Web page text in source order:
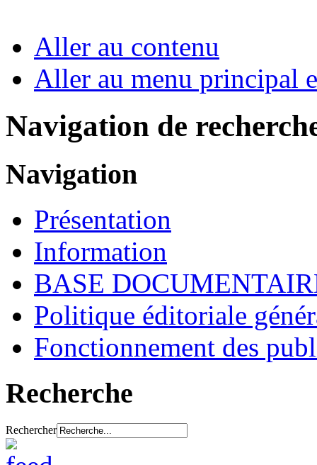
Aller au contenu
Aller au menu principal
Navigation de
Navigation
Présentation
Information
BASE
Politique éditoriale
Fonctionnement des
Recherche
Rechercher